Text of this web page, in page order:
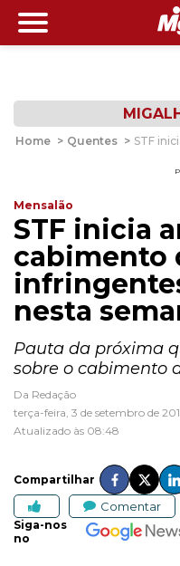
Home > Quentes > STF
Mensalão
STF inicia
cabimento
nesta
Pauta da próxima
sobre o cabimento
Da Redação
terça-feira, 3 de setembro de
Atualizado às 08:48
Compartilhar
Comentar
Siga-nos
no